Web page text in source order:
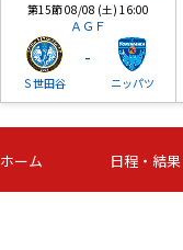
第15節 08/08 (土) 16:00
ＡＧＦ
Ｓ世田谷
-
ニッパツ
第16節 09/05 (土) 15:00
ニッパツ
-
試合結果 次節
ホーム 日程・結果